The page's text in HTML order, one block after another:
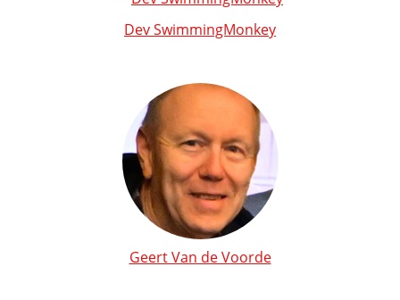
Dev SwimmingMonkey
Geert Van de Voorde